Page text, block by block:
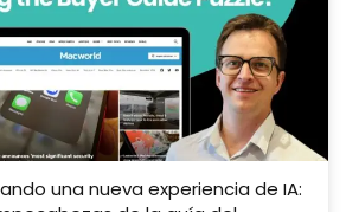
una nueva experiencia de IA: